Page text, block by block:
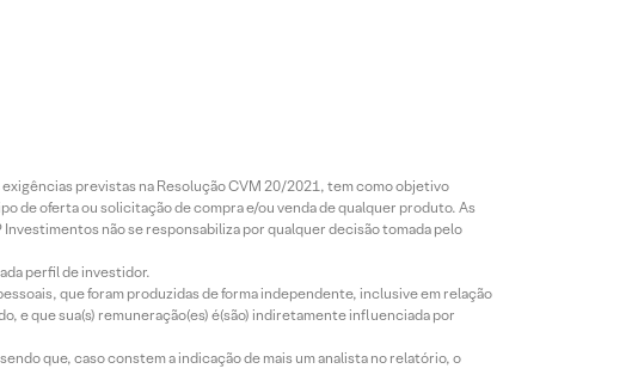
previstas na Resolução CVM 20/2021, tem como objetivo
de oferta ou solicitação de compra e/ou venda de qualquer produto. As
não se responsabiliza por qualquer decisão tomada pelo
perfil de investidor.
que foram produzidas de forma independente, inclusive em relação
e que sua(s) remuneração(es) é(são) indiretamente influenciada por
que, caso constem a indicação de mais um analista no relatório, o